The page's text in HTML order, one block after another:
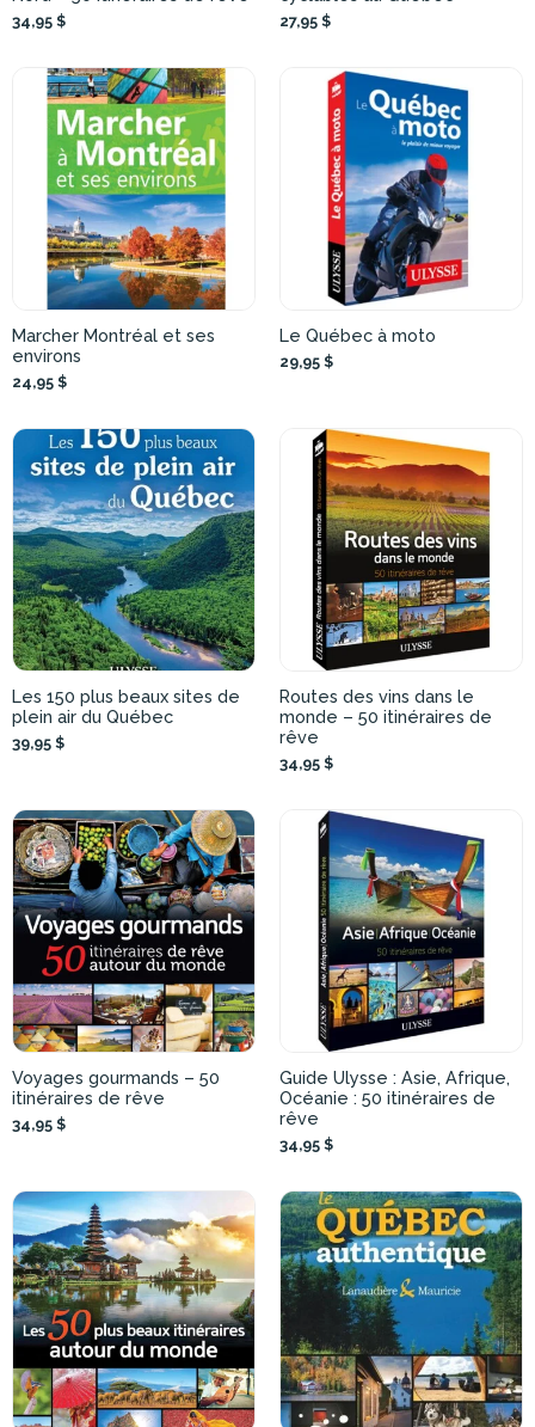
34,95 $ 27,95 $
Marcher Montréal et ses
environs
24,95 $
Le Québec à moto
29,95 $
Les 150 plus beaux sites de
plein air du Québec
39,95 $
Routes des vins dans le
monde – 50 itinéraires de
rêve
34,95 $
Voyages gourmands – 50
itinéraires de rêve
34,95 $
Guide Ulysse : Asie, Afrique,
Océanie : 50 itinéraires de
rêve
34,95 $